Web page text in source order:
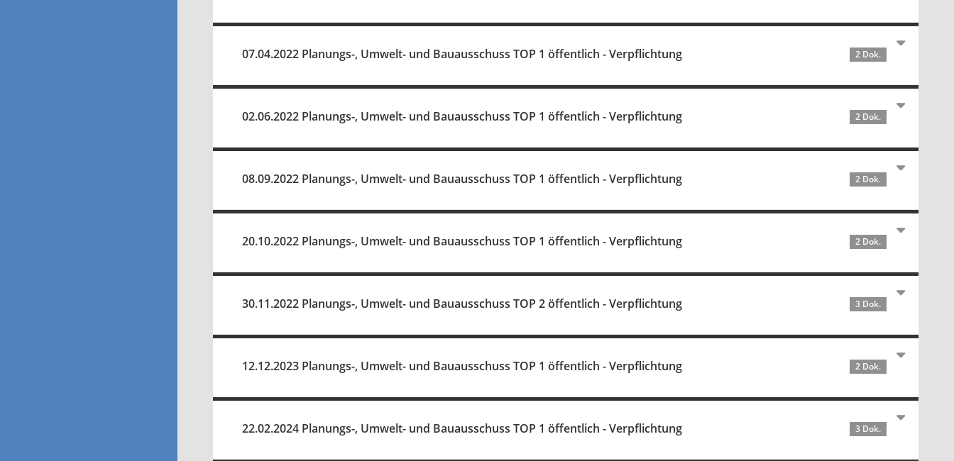
07.04.2022 Planungs-, Umwelt- und Bauausschuss TOP 1 öffentlich - Verpflichtung 2 Dok.
02.06.2022 Planungs-, Umwelt- und Bauausschuss TOP 1 öffentlich - Verpflichtung 2 Dok.
08.09.2022 Planungs-, Umwelt- und Bauausschuss TOP 1 öffentlich - Verpflichtung 2 Dok.
20.10.2022 Planungs-, Umwelt- und Bauausschuss TOP 1 öffentlich - Verpflichtung 2 Dok.
30.11.2022 Planungs-, Umwelt- und Bauausschuss TOP 2 öffentlich - Verpflichtung 3 Dok.
12.12.2023 Planungs-, Umwelt- und Bauausschuss TOP 1 öffentlich - Verpflichtung 2 Dok.
22.02.2024 Planungs-, Umwelt- und Bauausschuss TOP 1 öffentlich - Verpflichtung 3 Dok.